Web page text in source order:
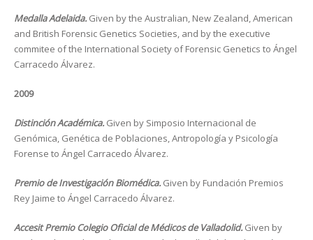
Medalla Adelaida. Given by the Australian, New Zealand, American
and British Forensic Genetics Societies, and by the executive
commitee of the International Society of Forensic Genetics to Ángel
Carracedo Álvarez.
2009
Distinción Académica. Given by Simposio Internacional de
Genómica, Genética de Poblaciones, Antropología y Psicología
Forense to Ángel Carracedo Álvarez.
Premio de Investigación Biomédica. Given by Fundación Premios
Rey Jaime to Ángel Carracedo Álvarez.
Accesit Premio Colegio Oficial de Médicos de Valladolid. Given by